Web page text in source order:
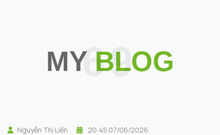
MY BLOG
69
Nguyễn Thị Liền 20:45 07/06/2026